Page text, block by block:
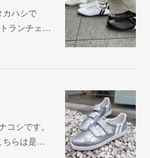
カハシで
ランチェ…
シです。
ちらは是…